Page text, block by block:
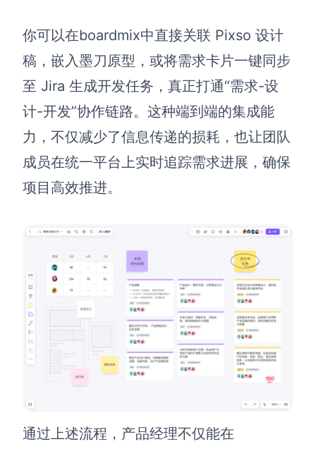
你可以在boardmix中直接关联 Pixso 设计
稿，嵌入墨刀原型，或将需求卡片一键同步
至 Jira 生成开发任务，真正打通“需求-设
计-开发”协作链路。这种端到端的集成能
力，不仅减少了信息传递的损耗，也让团队
成员在统一平台上实时追踪需求进展，确保
项目高效推进。
通过上述流程，产品经理不仅能在